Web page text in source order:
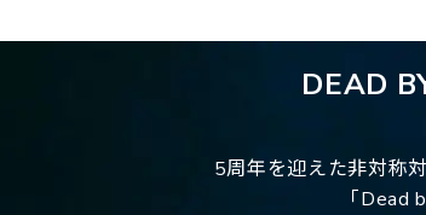
DEAD
5周年を迎えた非対称
「Dead